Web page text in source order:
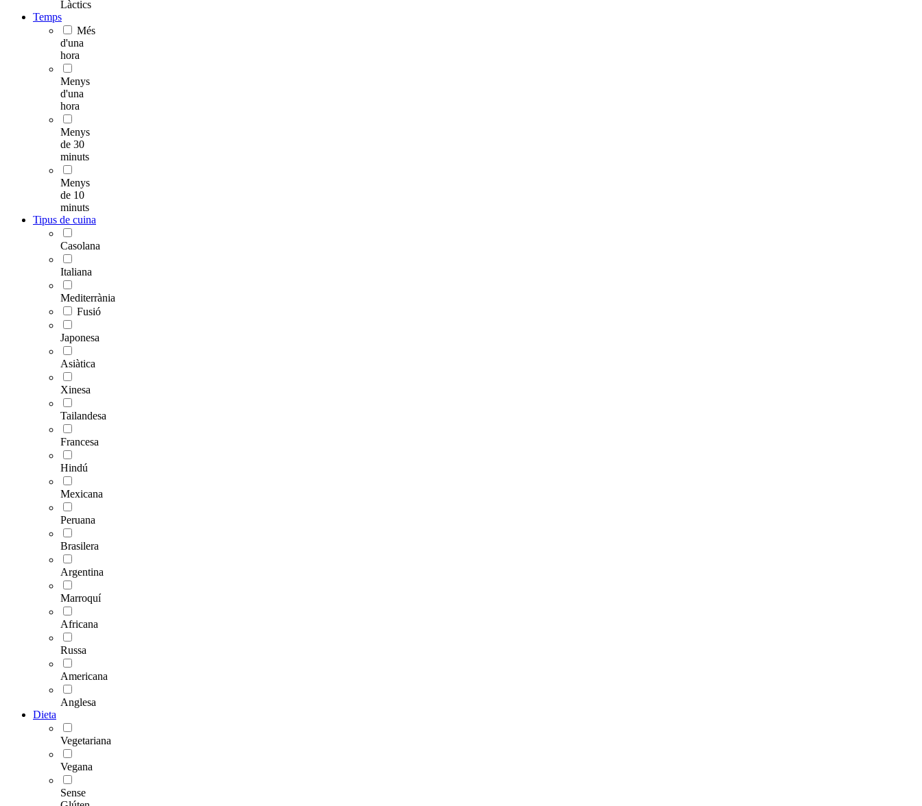
Làctics
Temps
Més
d'una
hora
Menys
d'una
hora
Menys
de 30
minuts
Menys
de 10
minuts
Tipus de cuina
Casolana
Italiana
Mediterrània
Fusió
Japonesa
Asiàtica
Xinesa
Tailandesa
Francesa
Hindú
Mexicana
Peruana
Brasilera
Argentina
Marroquí
Africana
Russa
Americana
Anglesa
Dieta
Vegetariana
Vegana
Sense